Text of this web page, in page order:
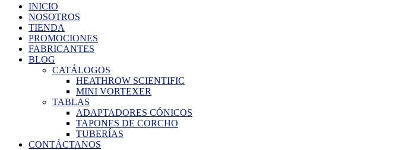
INICIO
NOSOTROS
TIENDA
PROMOCIONES
FABRICANTES
BLOG
CATÁLOGOS
HEATHROW SCIENTIFIC
MINI VORTEXER
TABLAS
ADAPTADORES CÓNICOS
TAPONES DE CORCHO
TUBERÍAS
CONTÁCTANOS